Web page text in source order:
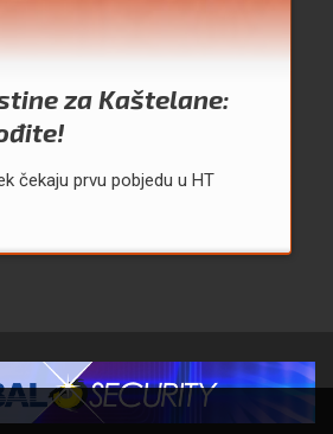
za Kaštelane:
čekaju prvu pobjedu u HT